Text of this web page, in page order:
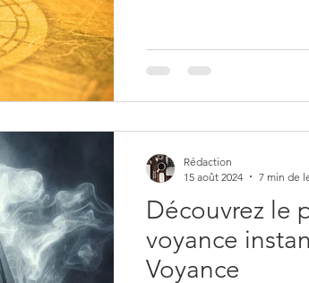
Découvrez le
voyance
Voyance
Rédaction
15 août 2024
7 min de